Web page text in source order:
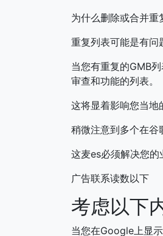
为什么删除或合并
重复列表可能是有问
当您有重复的GMB
审查和功能的列表。
这将显着影响您当地
稍微注意到多个在谷
这麦es必须解决您的
广告联系读数以下
考虑以下
当您在Google上显